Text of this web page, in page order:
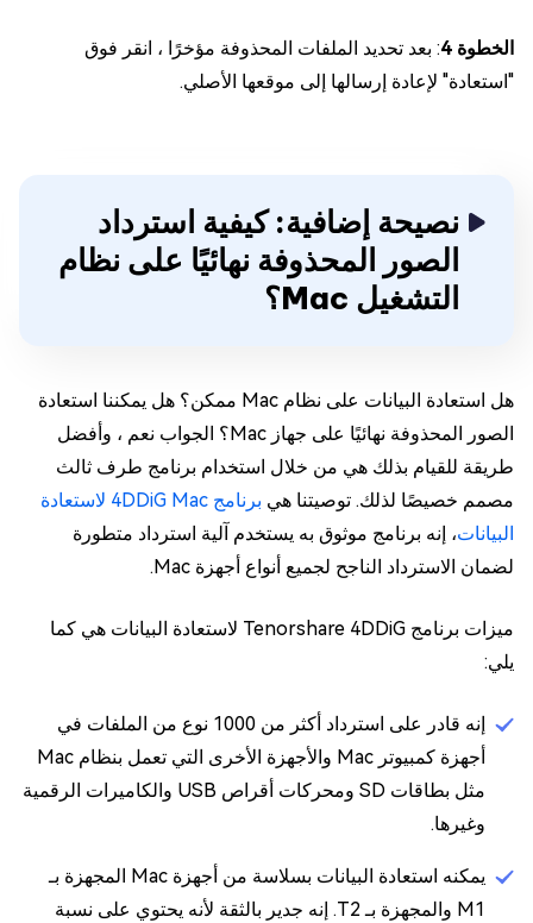
الخطوة 4
: بعد تحديد الملفات المحذوفة مؤخرًا ، انقر فوق
"استعادة" لإعادة إرسالها إلى موقعها الأصلي.
نصيحة إضافية: كيفية استرداد
الصور المحذوفة نهائيًا على نظام
التشغيل Mac؟
هل استعادة البيانات على نظام Mac ممكن؟ هل يمكننا استعادة
الصور المحذوفة نهائيًا على جهاز Mac؟ الجواب نعم ، وأفضل
طريقة للقيام بذلك هي من خلال استخدام برنامج طرف ثالث
مصمم خصيصًا لذلك. توصيتنا هي
برنامج 4DDiG Mac لاستعادة
البيانات، إنه برنامج موثوق به يستخدم آلية استرداد متطورة
لضمان الاسترداد الناجح لجميع أنواع أجهزة Mac.
ميزات برنامج Tenorshare 4DDiG لاستعادة البيانات هي كما
يلي:
إنه قادر على استرداد أكثر من 1000 نوع من الملفات في
أجهزة كمبيوتر Mac والأجهزة الأخرى التي تعمل بنظام Mac
مثل بطاقات SD ومحركات أقراص USB والكاميرات الرقمية
وغيرها.
يمكنه استعادة البيانات بسلاسة من أجهزة Mac المجهزة بـ
M1 والمجهزة بـ T2. إنه جدير بالثقة لأنه يحتوي على نسبة